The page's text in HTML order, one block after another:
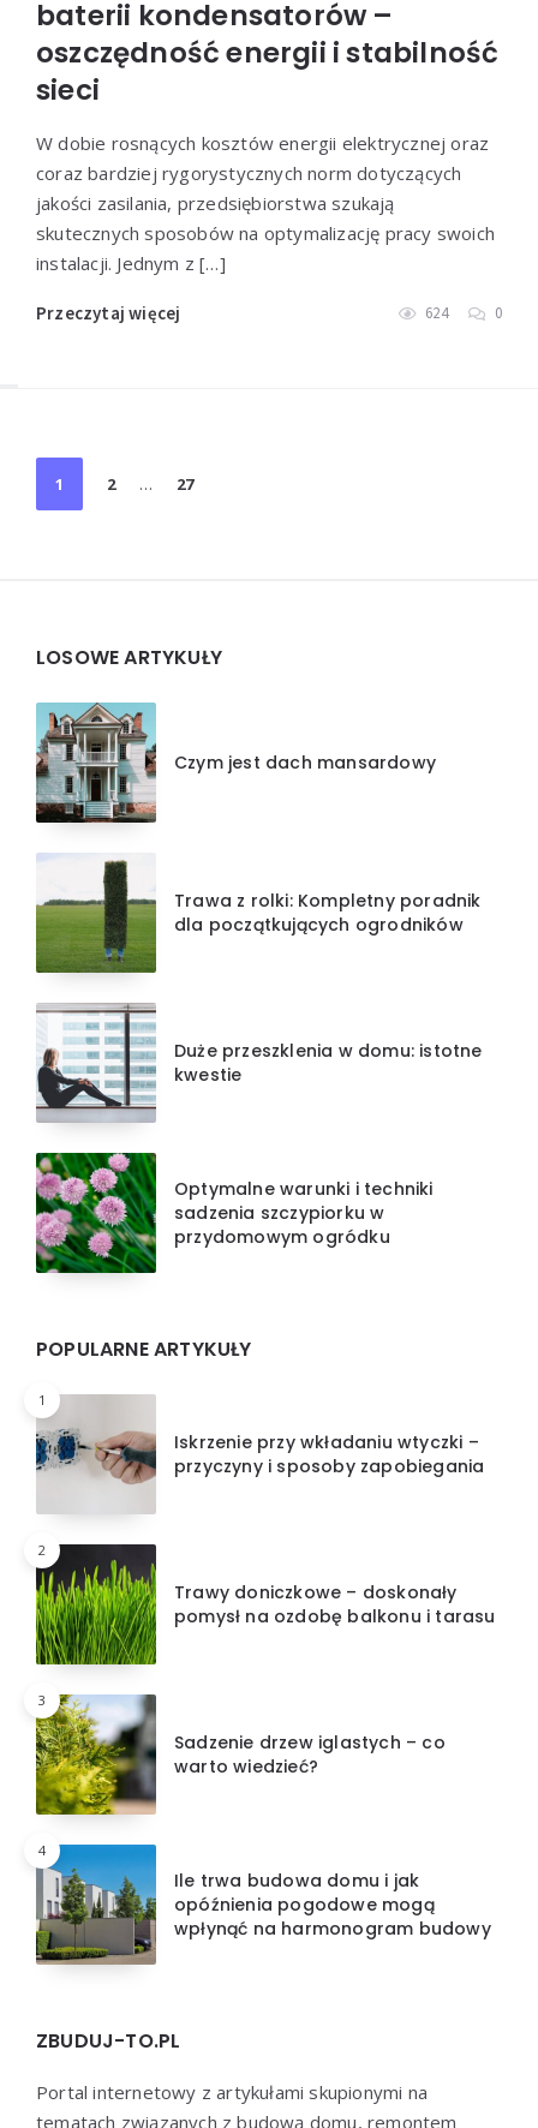
baterii kondensatorów –
oszczędność energii i stabilność
sieci
W dobie rosnących kosztów energii elektrycznej oraz
coraz bardziej rygorystycznych norm dotyczących
jakości zasilania, przedsiębiorstwa szukają
skutecznych sposobów na optymalizację pracy swoich
instalacji. Jednym z […]
Przeczytaj więcej 624 0
Stronicowanie
wpisów
1 2 … 27
LOSOWE ARTYKUŁY
Czym jest dach mansardowy
Trawa z rolki: Kompletny poradnik
dla początkujących ogrodników
Duże przeszklenia w domu: istotne
kwestie
Optymalne warunki i techniki
sadzenia szczypiorku w
przydomowym ogródku
POPULARNE ARTYKUŁY
1
Iskrzenie przy wkładaniu wtyczki –
przyczyny i sposoby zapobiegania
2
Trawy doniczkowe – doskonały
pomysł na ozdobę balkonu i tarasu
3
Sadzenie drzew iglastych – co
warto wiedzieć?
4
Ile trwa budowa domu i jak
opóźnienia pogodowe mogą
wpłynąć na harmonogram budowy
ZBUDUJ-TO.PL
Portal internetowy z artykułami skupionymi na
tematach związanych z budową domu, remontem